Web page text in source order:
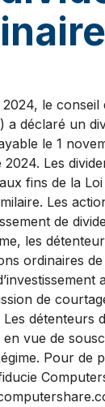
le conseil
a déclaré un
le 1
Les
fins de la
Les
de
les
ordinaires
de
détenteurs
vue de
Pour de